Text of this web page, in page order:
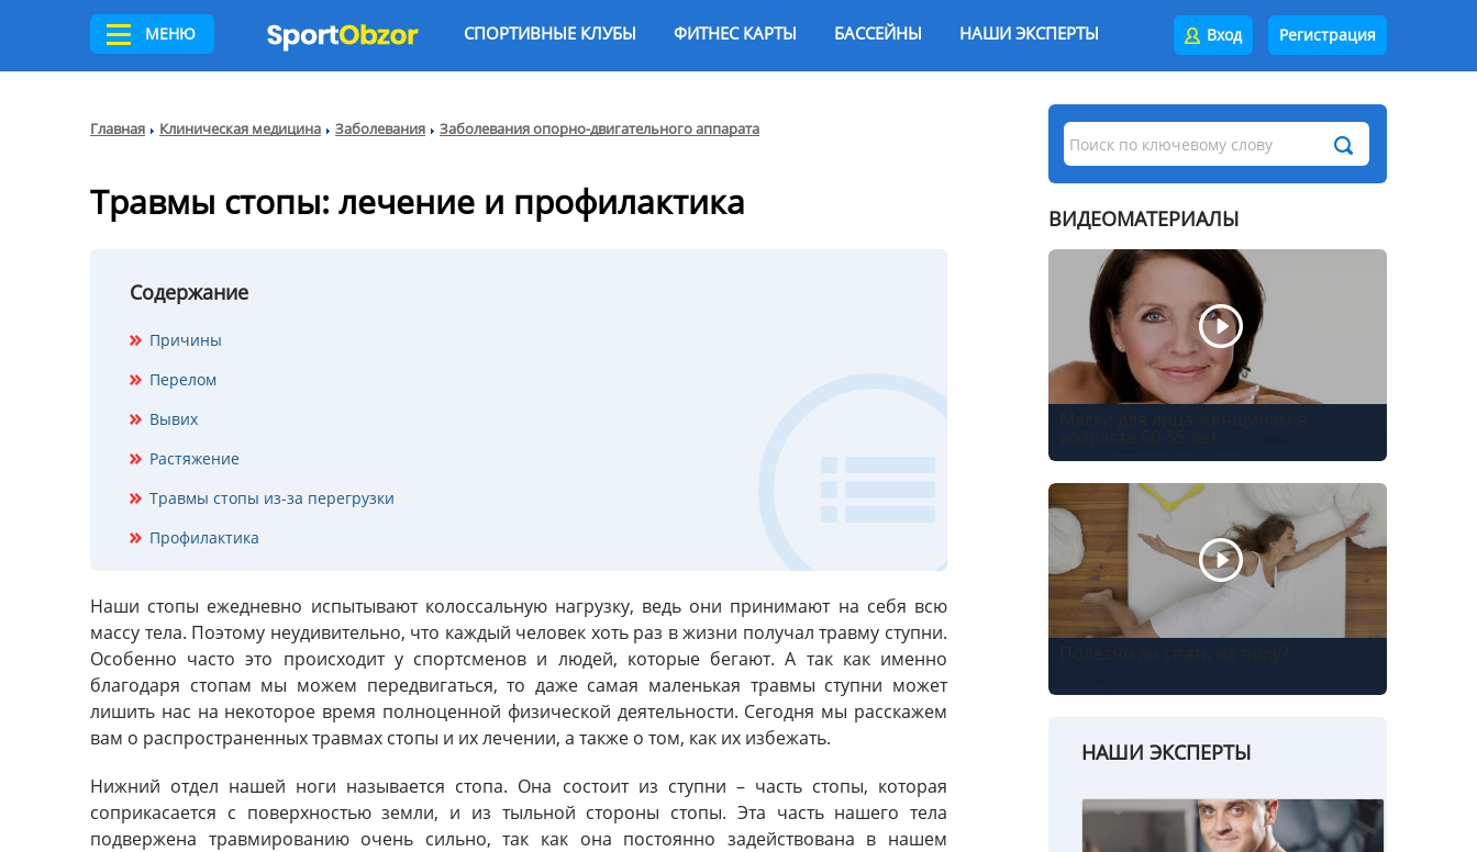
МЕНЮ СПОРТИВНЫЕ КЛУБЫ ФИТНЕС КАРТЫ БАССЕЙНЫ НАШИ ЭКСПЕРТЫ Вход Регистрация
Главная Клиническая медицина Заболевания Заболевания опорно-двигательного аппарата
Травмы стопы: лечение и профилактика
Содержание
Причины
Перелом
Вывих
Растяжение
Травмы стопы из-за перегрузки
Профилактика
Наши стопы ежедневно испытывают колоссальную нагрузку, ведь они принимают на себя всю
массу тела. Поэтому неудивительно, что каждый человек хоть раз в жизни получал травму ступни.
Особенно часто это происходит у спортсменов и людей, которые бегают. А так как именно
благодаря стопам мы можем передвигаться, то даже самая маленькая травмы ступни может
лишить нас на некоторое время полноценной физической деятельности. Сегодня мы расскажем
вам о распространенных травмах стопы и их лечении, а также о том, как их избежать.
Нижний отдел нашей ноги называется стопа. Она состоит из ступни – часть стопы, которая
соприкасается с поверхностью земли, и из тыльной стороны стопы. Эта часть нашего тела
подвержена травмированию очень сильно, так как она постоянно задействована в нашем
ВИДЕОМАТЕРИАЛЫ
НАШИ ЭКСПЕРТЫ